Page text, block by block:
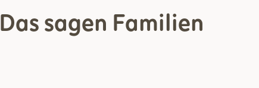
Das sagen Familien